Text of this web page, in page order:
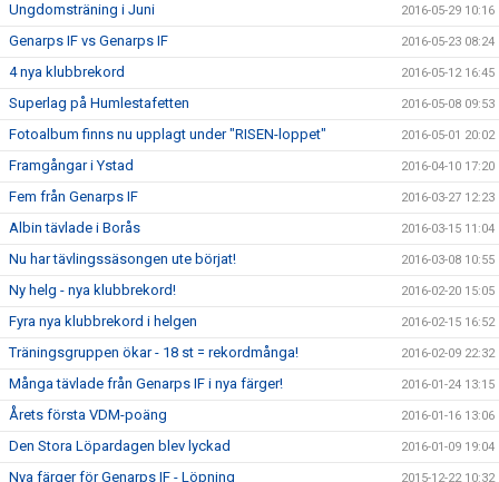
Ungdomsträning i Juni 2016-05-29 10:16
Genarps IF vs Genarps IF 2016-05-23 08:24
4 nya klubbrekord 2016-05-12 16:45
Superlag på Humlestafetten 2016-05-08 09:53
Fotoalbum finns nu upplagt under "RISEN-loppet" 2016-05-01 20:02
Framgångar i Ystad 2016-04-10 17:20
Fem från Genarps IF 2016-03-27 12:23
Albin tävlade i Borås 2016-03-15 11:04
Nu har tävlingssäsongen ute börjat! 2016-03-08 10:55
Ny helg - nya klubbrekord! 2016-02-20 15:05
Fyra nya klubbrekord i helgen 2016-02-15 16:52
Träningsgruppen ökar - 18 st = rekordmånga! 2016-02-09 22:32
Många tävlade från Genarps IF i nya färger! 2016-01-24 13:15
Årets första VDM-poäng 2016-01-16 13:06
Den Stora Löpardagen blev lyckad 2016-01-09 19:04
Nya färger för Genarps IF - Löpning 2015-12-22 10:32